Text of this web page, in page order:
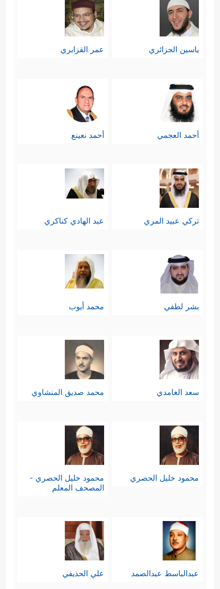
ياسين الجزائري عمر القزابري
أحمد العجمي أحمد نعينع
تركي عبيد المري عبد الهادي كناكري
بشر لطفي محمد أيوب
سعد الغامدي محمد صديق المنشاوي
محمود خليل الحصري
محمود خليل الحصري -
المصحف المعلم
عبدالباسط عبدالصمد علي الحذيفي